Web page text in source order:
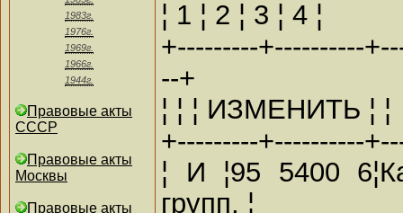
1983г.
1976г.
1969г.
1966г.
1944г.
Правовые акты
СССР
Правовые акты
Москвы
Правовые акты
¦ 1 ¦ 2 ¦ 3 ¦ 4 ¦
+---------+----------
--+
¦ ¦ ¦ ИЗМЕНИТЬ ¦ ¦
+---------+----------
¦ И ¦95 5400
групп, ¦